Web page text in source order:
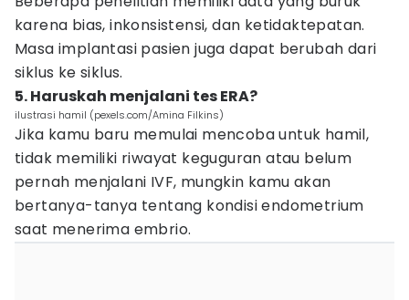
karena bias, inkonsistensi, dan ketidaktepatan.
Masa implantasi pasien juga dapat berubah dari
siklus ke siklus.
5. Haruskah menjalani tes ERA?
ilustrasi hamil (pexels.com/Amina Filkins)
Jika kamu baru memulai mencoba untuk hamil,
tidak memiliki riwayat keguguran atau belum
pernah menjalani IVF, mungkin kamu akan
bertanya-tanya tentang kondisi endometrium
saat menerima embrio.